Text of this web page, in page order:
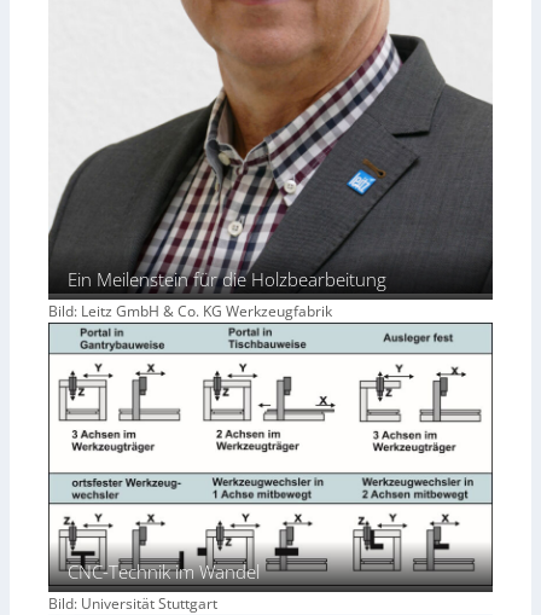
Ein Meilenstein für die Holzbearbeitung
Bild: Leitz GmbH & Co. KG Werkzeugfabrik
CNC-Technik im Wandel
Bild: Universität Stuttgart